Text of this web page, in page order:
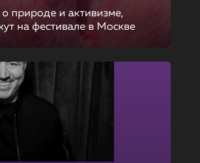
природе и активизме,
на фестивале в Москве